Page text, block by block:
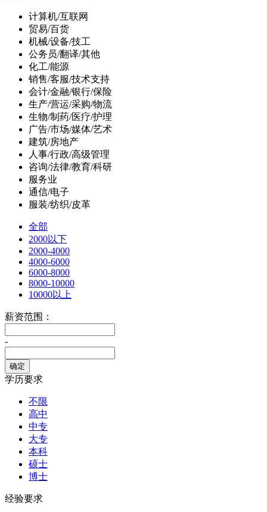
计算机/互联网
贸易/百货
机械/设备/技工
公务员/翻译/其他
化工/能源
销售/客服/技术支持
会计/金融/银行/保险
生产/营运/采购/物流
生物/制药/医疗/护理
广告/市场/媒体/艺术
建筑/房地产
人事/行政/高级管理
咨询/法律/教育/科研
服务业
通信/电子
服装/纺织/皮革
全部
2000以下
2000-4000
4000-6000
6000-8000
8000-10000
10000以上
薪资范围：
-
学历要求
不限
高中
中专
大专
本科
硕士
博士
经验要求